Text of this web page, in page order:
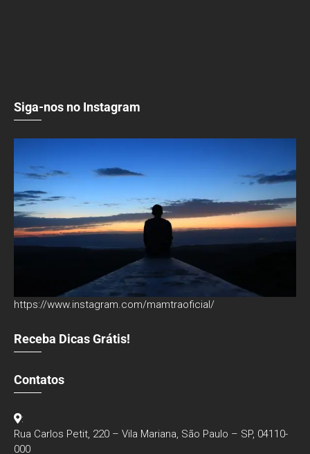
Siga-nos no Instagram
https://www.instagram.com/mamtraoficial/
Receba Dicas Grátis!
Contatos
:
Rua Carlos Petit, 220 – Vila Mariana, São Paulo – SP, 04110-
000